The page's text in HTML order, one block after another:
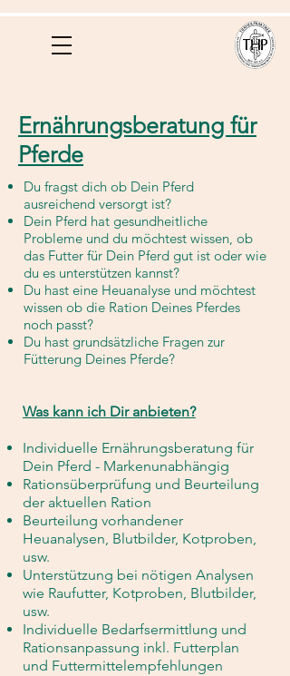
Ernährungsberatung für
Pferde
Du fragst dich ob Dein Pferd
ausreichend versorgt ist?
Dein Pferd hat gesundheitliche
Probleme und du möchtest wissen, ob
das Futter für Dein Pferd gut ist oder wie
du es unterstützen kannst?
Du hast eine Heuanalyse und möchtest
wissen ob die Ration Deines Pferdes
noch passt?
Du hast grundsätzliche Fragen zur
Fütterung Deines Pferde?
Was kann ich Dir anbieten?
Individuelle Ernährungsberatung für
Dein Pferd - Markenunabhängig
Rationsüberprüfung und Beurteilung
der aktuellen Ration
Beurteilung vorhandener
Heuanalysen, Blutbilder, Kotproben,
usw.
Unterstützung bei nötigen Analysen
wie Raufutter, Kotproben, Blutbilder,
usw.
Individuelle Bedarfsermittlung und
Rationsanpassung inkl. Futterplan
und Futtermittelempfehlungen